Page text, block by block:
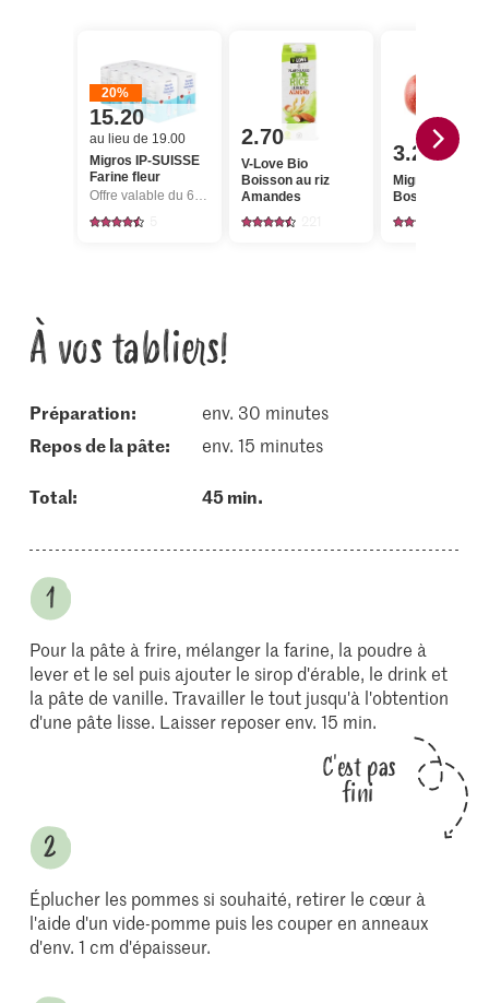
20%
15.20
au lieu de 19.00
Migros IP-SUISSE
Farine fleur
Offre valable du 6.8 au 12.8.2026, jusqu’à épuisement du stock.
2.70
V-Love Bio
Boisson au riz
Amandes
3.20
Migros
Boskoop
À vos tabliers!
Préparation:
env. 30 minutes
repos de la pâte:
env. 15 minutes
Total: 45 min.
Pour la pâte à frire, mélanger la farine, la poudre à
lever et le sel puis ajouter le sirop d'érable, le drink et
la pâte de vanille. Travailler le tout jusqu'à l'obtention
d'une pâte lisse. Laisser reposer env. 15 min.
C'est pas
fini
Éplucher les pommes si souhaité, retirer le cœur à
l'aide d'un vide-pomme puis les couper en anneaux
d'env. 1 cm d'épaisseur.